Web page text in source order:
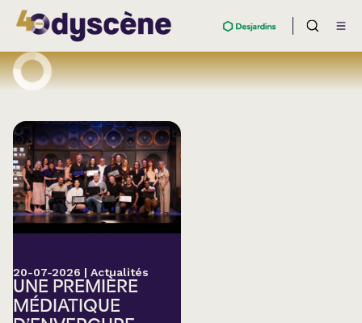
20-07-2026 | Actualités
UNE PREMIÈRE
MÉDIATIQUE